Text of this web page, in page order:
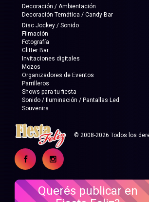
Decoración / Ambientación
Decoración Temática / Candy Bar
Disc Jockey / Sonido
Filmación
Fotografía
Glitter Bar
Invitaciones digitales
Mozos
Organizadores de Eventos
Parrilleros
Shows para tu fiesta
Sonido / Iluminación / Pantallas Led
Souvenirs
© 2008-2026 Todos los
Querés publicar en